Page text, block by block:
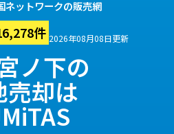
ネットワークの販売網
件 2026年08月08日更新
ノ下の
売却は